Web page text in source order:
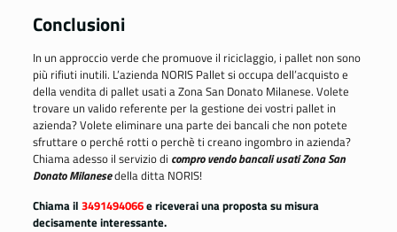
Conclusioni
In un approccio verde che promuove il riciclaggio, i pallet non sono
più rifiuti inutili. L’azienda NORIS Pallet si occupa dell’acquisto e
della vendita di pallet usati a Zona San Donato Milanese. Volete
trovare un valido referente per la gestione dei vostri pallet in
azienda? Volete eliminare una parte dei bancali che non potete
sfruttare o perché rotti o perchè ti creano ingombro in azienda?
Chiama adesso il servizio di compro vendo bancali usati Zona San
Donato Milanesedella ditta NORIS!
Chiama il 3491494066e riceverai una proposta su misura
decisamente interessante.